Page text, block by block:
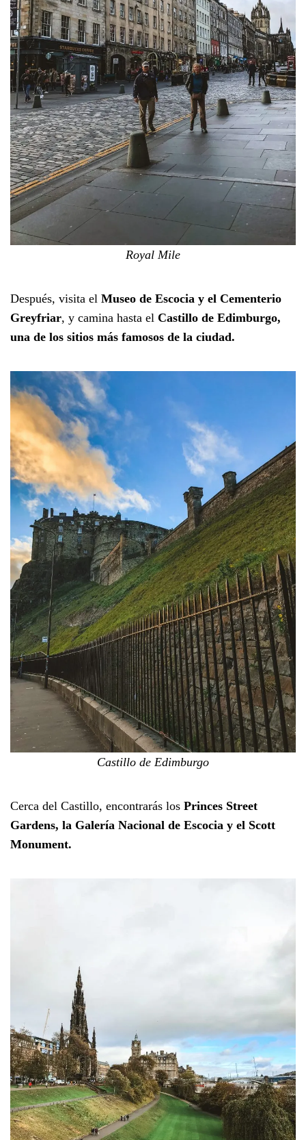
Royal Mile
Después, visita el Museo de Escocia y el Cementerio
Greyfriar, y camina hasta el Castillo de Edimburgo,
una de los sitios más famosos de la ciudad.
Castillo de Edimburgo
Cerca del Castillo, encontrarás los Princes Street
Gardens, la Galería Nacional de Escocia y el Scott
Monument.